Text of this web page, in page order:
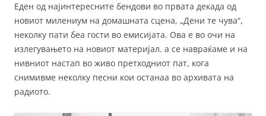
Еден од најинтересните бендови во првата декада од
новиот милениум на домашната сцена, „Дени те чува“,
неколку пати беа гости во емисијата. Ова е во очи на
излегувањето на новиот материјал. а се навраќаме и на
нивниот настап во живо претходниот пат, кога
снимивме неколку песни кои останаа во архивата на
радиото.